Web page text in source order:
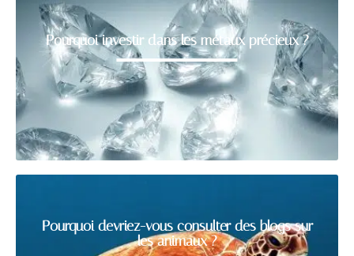
Pourquoi investir dans les métaux précieux ?
Pourquoi devriez-vous consulter des blogs sur
les animaux ?